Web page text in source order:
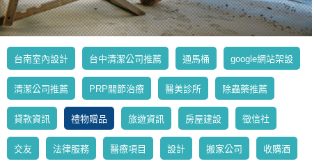
台南室內設計 台中清潔公司推薦 通馬桶 google網站架設
清潔公司推薦 PRP關節治療 醫美診所 除蟲藥推薦
貸款資訊 禮物贈品 旅遊資訊 房屋建設 徵信社
交友 法律服務 醫療項目 設計 搬家公司 收購酒